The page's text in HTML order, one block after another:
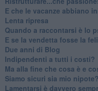
​E che le vacanze abbiano
​Lenta ripresa
​Quando a raccontarsi è lo
​E se la vendetta fosse la
​Due anni di Blog
​Indipendenti a tutti i costi?
​Ma alla fine che cosa è e
​Siamo sicuri sia mio nipote?
​Lamentarsi è davvero